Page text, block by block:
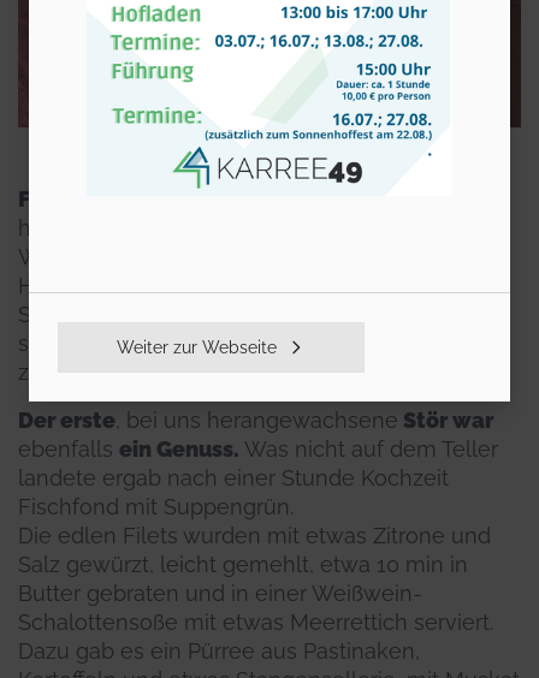
Fakt ist:
herangewachsenen
Weihnachten 2023 über die Theke unseres
Hofladens gereicht. Eine frische Forelle, die am
Schlachttag bereits auf dem Teller landet, ist ein
seltener Genuss. Auch frisch geräuchert wird sie
zu einem einmaligen Geschmackserlebnis.
Der erste, bei uns herangewachsene Stör war
ebenfalls ein Genuss. Was nicht auf dem Teller
landete ergab nach einer Stunde Kochzeit
Fischfond mit Suppengrün.
Die edlen Filets wurden mit etwas Zitrone und
Salz gewürzt, leicht gemehlt, etwa 10 min in
Butter gebraten und in einer Weißwein-
Schalottensoße mit etwas Meerrettich serviert.
Dazu gab es ein Pürree aus Pastinaken,
Weiter zur Webseite